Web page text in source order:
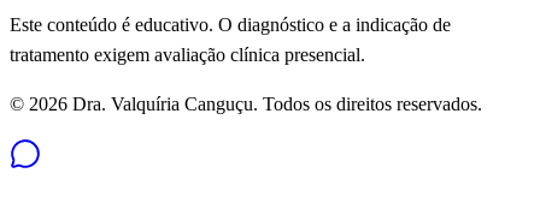
Este conteúdo é educativo. O diagnóstico e a indicação de
tratamento exigem avaliação clínica presencial.
© 2026 Dra. Valquíria Canguçu. Todos os direitos reservados.